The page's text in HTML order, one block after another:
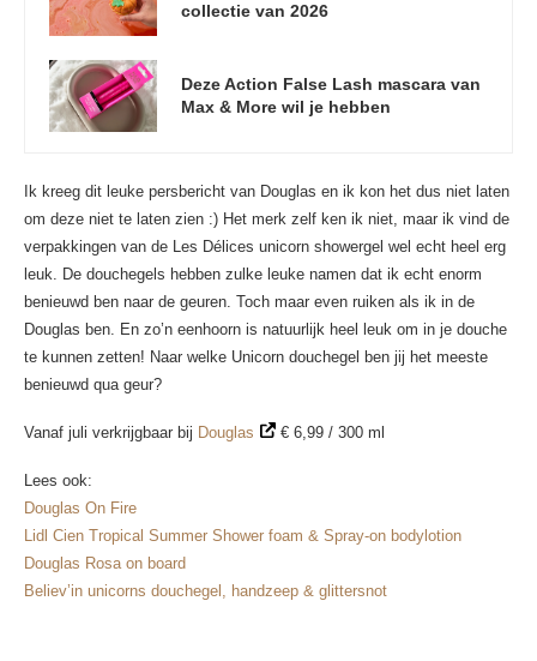
collectie van 2026
Deze Action False Lash mascara van
Max & More wil je hebben
Ik kreeg dit leuke persbericht van Douglas en ik kon het dus niet laten
om deze niet te laten zien :) Het merk zelf ken ik niet, maar ik vind de
verpakkingen van de Les Délices unicorn showergel wel echt heel erg
leuk. De douchegels hebben zulke leuke namen dat ik echt enorm
benieuwd ben naar de geuren. Toch maar even ruiken als ik in de
Douglas ben. En zo’n eenhoorn is natuurlijk heel leuk om in je douche
te kunnen zetten! Naar welke Unicorn douchegel ben jij het meeste
benieuwd qua geur?
Vanaf juli verkrijgbaar bij Douglas € 6,99 / 300 ml
Lees ook:
Douglas On Fire
Lidl Cien Tropical Summer Shower foam & Spray-on bodylotion
Douglas Rosa on board
Believ’in unicorns douchegel, handzeep & glittersnot